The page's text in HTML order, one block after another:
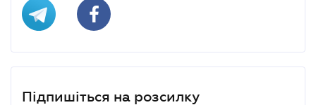
Підпишіться на розсилку